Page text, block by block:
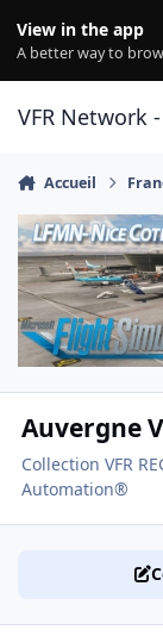
View in the app
A better way to
VFR Network
Accueil
Auvergne
Collection VFR
Automation®